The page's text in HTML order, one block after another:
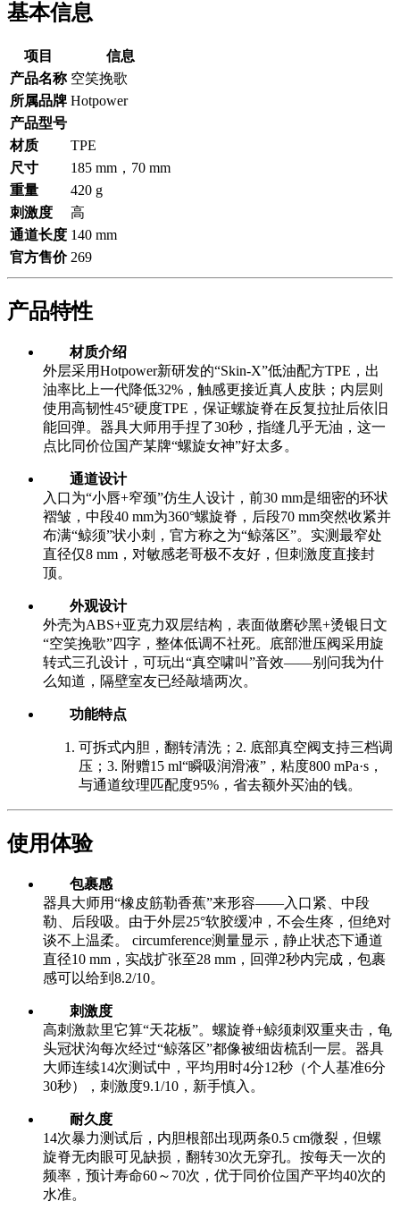
基本信息
项目
信息
产品名称 空笑挽歌
所属品牌 Hotpower
产品型号
材质
TPE
尺寸
185 mm，70 mm
重量
420 g
刺激度
高
通道长度 140 mm
官方售价 269
产品特性
材质介绍
外层采用Hotpower新研发的“Skin-X”低油配方TPE，出
油率比上一代降低32%，触感更接近真人皮肤；内层则
使用高韧性45°硬度TPE，保证螺旋脊在反复拉扯后依旧
能回弹。器具大师用手捏了30秒，指缝几乎无油，这一
点比同价位国产某牌“螺旋女神”好太多。
通道设计
入口为“小唇+窄颈”仿生人设计，前30 mm是细密的环状
褶皱，中段40 mm为360°螺旋脊，后段70 mm突然收紧并
布满“鲸须”状小刺，官方称之为“鲸落区”。实测最窄处
直径仅8 mm，对敏感老哥极不友好，但刺激度直接封
顶。
外观设计
外壳为ABS+亚克力双层结构，表面做磨砂黑+烫银日文
“空笑挽歌”四字，整体低调不社死。底部泄压阀采用旋
转式三孔设计，可玩出“真空啸叫”音效——别问我为什
么知道，隔壁室友已经敲墙两次。
功能特点
可拆式内胆，翻转清洗；2. 底部真空阀支持三档调
压；3. 附赠15 ml“瞬吸润滑液”，粘度800 mPa·s，
与通道纹理匹配度95%，省去额外买油的钱。
使用体验
包裹感
器具大师用“橡皮筋勒香蕉”来形容——入口紧、中段
勒、后段吸。由于外层25°软胶缓冲，不会生疼，但绝对
谈不上温柔。 circumference测量显示，静止状态下通道
直径10 mm，实战扩张至28 mm，回弹2秒内完成，包裹
感可以给到8.2/10。
刺激度
高刺激款里它算“天花板”。螺旋脊+鲸须刺双重夹击，龟
头冠状沟每次经过“鲸落区”都像被细齿梳刮一层。器具
大师连续14次测试中，平均用时4分12秒（个人基准6分
30秒），刺激度9.1/10，新手慎入。
耐久度
14次暴力测试后，内胆根部出现两条0.5 cm微裂，但螺
旋脊无肉眼可见缺损，翻转30次无穿孔。按每天一次的
频率，预计寿命60～70次，优于同价位国产平均40次的
水准。